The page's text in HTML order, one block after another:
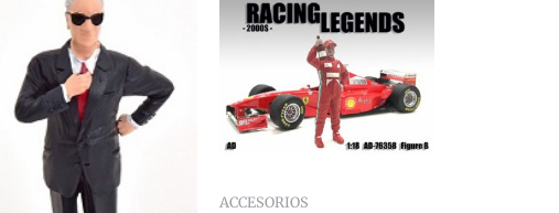
ACCESORIOS